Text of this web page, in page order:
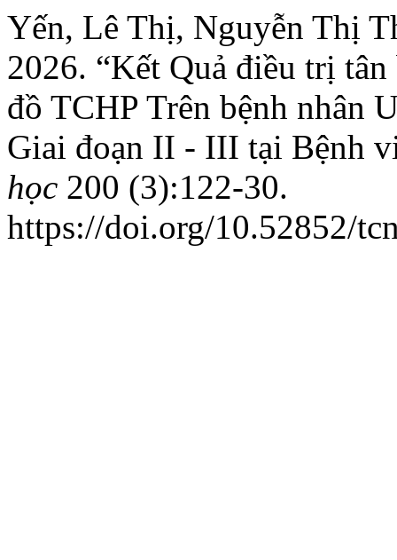
Yến, Lê Thị, Nguyễn Thị
2026. “Kết Quả điều trị
đồ TCHP Trên bệnh nhân
Giai đoạn II - III tại Bệnh
học 200 (3):122-30.
https://doi.org/10.52852/